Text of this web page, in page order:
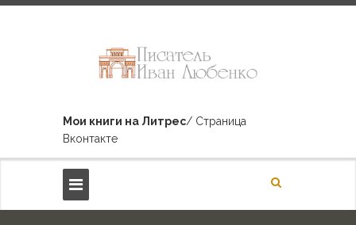
Мои книги на Литрес/ Страница
Вконтакте